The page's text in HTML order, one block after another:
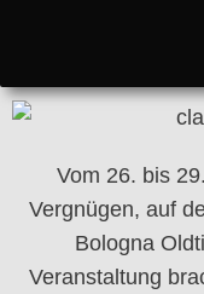
Vom 26. bis
Vergnügen, auf
Bologna
Veranstaltung